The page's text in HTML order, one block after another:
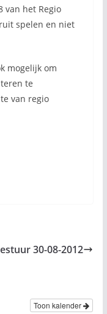
van het Regio
spelen en niet
mogelijk om
te
van regio
30-08-2012
Toon kalender